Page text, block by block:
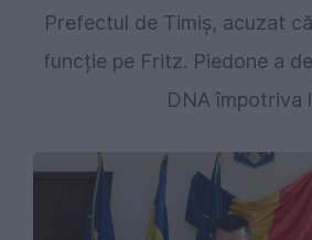
Prefectul de Timiș, acuzat
funcție pe Fritz. Piedone a
DNA împotriva